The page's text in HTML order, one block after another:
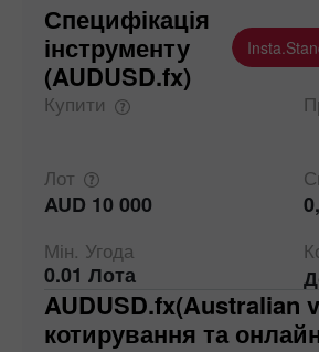
Специфікація
інструменту
(AUDUSD.fx)
Купити
Лот
AUD 10 000
Мін. Угода
0.01 Лота
AUDUSD.fx(Australian vs US Dollar). Форекс
котирування та